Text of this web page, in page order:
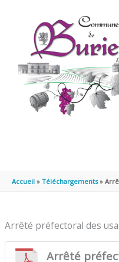
Accueil Téléchargements
Arrêté préfectoral des
Arrêté